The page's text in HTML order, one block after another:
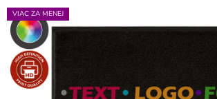
hodnotenie
produktu
je
0,0
VIAC ZA MENEJ